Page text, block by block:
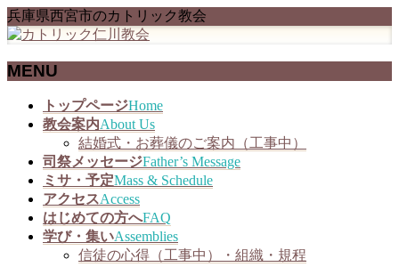
兵庫県西宮市のカトリック教会
MENU
トップページHome
教会案内About Us
結婚式・お葬儀のご案内（工事中）
司祭メッセージFather’s Message
ミサ・予定Mass & Schedule
アクセスAccess
はじめての方へFAQ
学び・集いAssemblies
信徒の心得（工事中）・組織・規程